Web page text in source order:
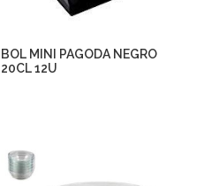
BOL MINI PAGODA NEGRO
20CL 12U